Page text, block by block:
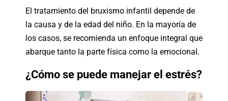
El tratamiento del bruxismo infantil depende de
la causa y de la edad del niño. En la mayoría de
los casos, se recomienda un enfoque integral que
abarque tanto la parte física como la emocional.
¿Cómo se puede manejar el estrés?